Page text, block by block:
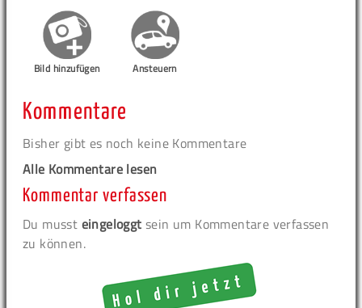
Bild hinzufügen Ansteuern
Kommentare
Bisher gibt es noch keine Kommentare
Alle Kommentare lesen
Kommentar verfassen
Du musst eingeloggt sein um Kommentare verfassen
zu können.